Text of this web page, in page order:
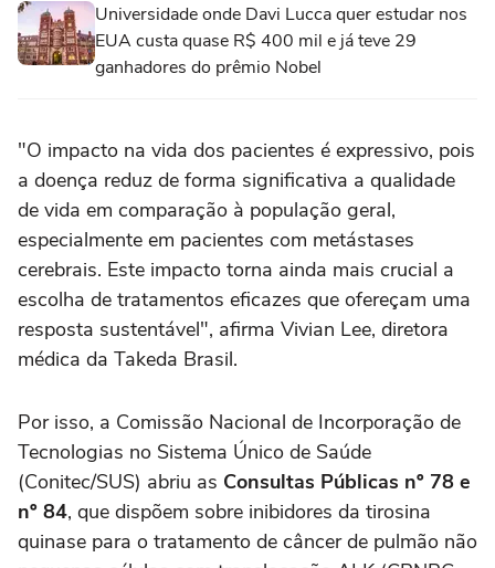
Universidade onde Davi Lucca quer estudar nos
EUA custa quase R$ 400 mil e já teve 29
ganhadores do prêmio Nobel
"O impacto na vida dos pacientes é expressivo, pois
a doença reduz de forma significativa a qualidade
de vida em comparação à população geral,
especialmente em pacientes com metástases
cerebrais. Este impacto torna ainda mais crucial a
escolha de tratamentos eficazes que ofereçam uma
resposta sustentável", afirma Vivian Lee, diretora
médica da Takeda Brasil.
Por isso, a Comissão Nacional de Incorporação de
Tecnologias no Sistema Único de Saúde
(Conitec/SUS) abriu as Consultas Públicas nº 78 e
nº 84, que dispõem sobre inibidores da tirosina
quinase para o tratamento de câncer de pulmão não